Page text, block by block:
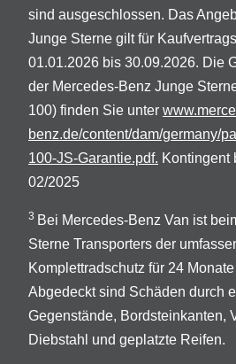
sind ausgeschlossen. Das
Junge Sterne gilt für
01.01.2026 bis 30.09.2026. Die
der Mercedes-Benz Junge
100) finden Sie unter
benz.de/content/dam/germany/
100-JS-Garantie.pdf. Kontingent
02/2025
3 Bei Mercedes-Benz Van ist
Sterne Transporters der
Komplettradschutz für 24
Abgedeckt sind Schäden durch
Gegenstände, Bordsteinkanten,
Diebstahl und geplatzte Reifen.